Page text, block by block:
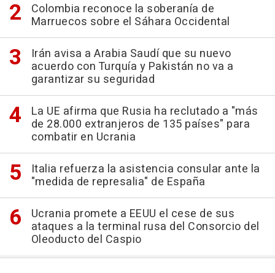
Colombia reconoce la soberanía de
Marruecos sobre el Sáhara Occidental
Irán avisa a Arabia Saudí que su nuevo
acuerdo con Turquía y Pakistán no va a
garantizar su seguridad
La UE afirma que Rusia ha reclutado a "más
de 28.000 extranjeros de 135 países" para
combatir en Ucrania
Italia refuerza la asistencia consular ante la
"medida de represalia" de España
Ucrania promete a EEUU el cese de sus
ataques a la terminal rusa del Consorcio del
Oleoducto del Caspio